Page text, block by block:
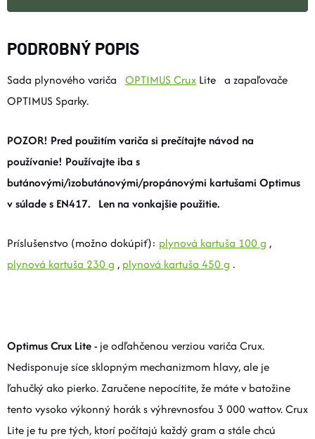
PODROBNÝ POPIS
Sada plynového variča OPTIMUS Crux Lite a zapaľovače
OPTIMUS Sparky.
POZOR! Pred použitím variča si prečítajte návod na
používanie! Používajte iba s
butánovými/izobutánovými/propánovými kartušami Optimus
v súlade s EN417. Len na vonkajšie použitie.
Príslušenstvo (možno dokúpiť): plynová kartuša 100 g ,
plynová kartuša 230 g , plynová kartuša 450 g .
Optimus Crux Lite - je odľahčenou verziou variča Crux.
Nedisponuje síce sklopným mechanizmom hlavy, ale je
ľahučký ako pierko. Zaručene nepocítite, že máte v batožine
tento vysoko výkonný horák s výhrevnosťou 3 000 wattov. Crux
Lite je tu pre tých, ktorí počítajú každý gram a stále chcú